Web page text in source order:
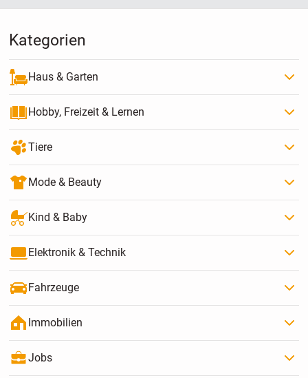
Kategorien
Haus & Garten
Hobby, Freizeit & Lernen
Tiere
Mode & Beauty
Kind & Baby
Elektronik & Technik
Fahrzeuge
Immobilien
Jobs